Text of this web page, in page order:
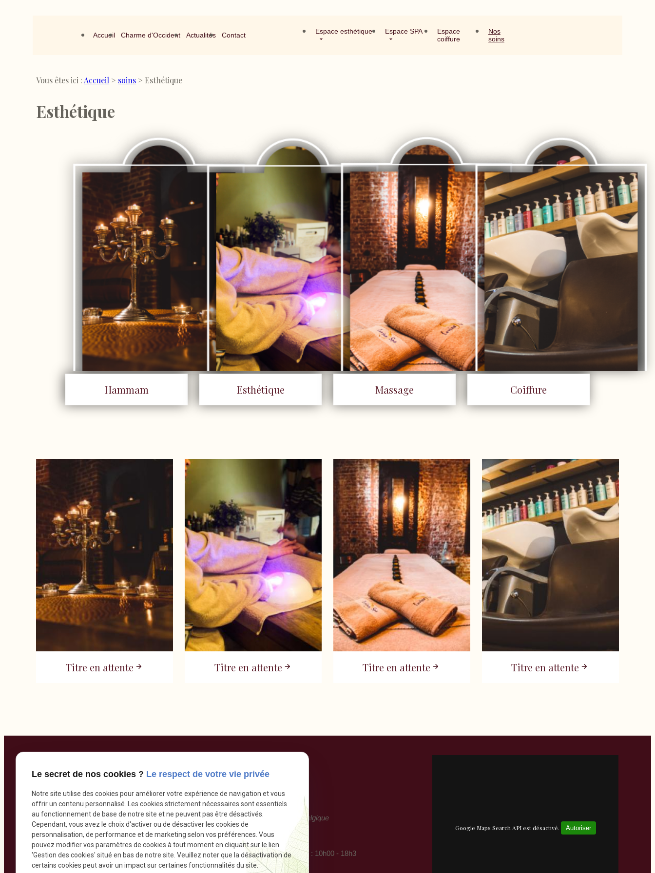
Accueil Charme d'Occident Actualités Contact
Espace esthétique Espace SPA
Espace
coiffure
Nos
soins
Vous êtes ici : Accueil > soins > Esthétique
Esthétique
Hammam Esthétique Massage Coiffure
Titre en attente Titre en attente Titre en attente Titre en attente
Suivez-nous
Contact
02.775.26.97
Av. du Port 86C, 1000 Bruxelles, Belgique
Accès des femmes :
LundiMardiJeudiVendrediDimanche : 10h00 - 18h3
MercrediSamedi : 10h00 - 22h30
Google Maps Search API est désactivé. Autoriser
Le secret de nos cookies ? Le respect de votre vie privée
Notre site utilise des cookies pour améliorer votre expérience de navigation et vous
offrir un contenu personnalisé. Les cookies strictement nécessaires sont essentiels
au fonctionnement de base de notre site et ne peuvent pas être désactivés.
Cependant, vous avez le choix d'activer ou de désactiver les cookies de
personnalisation, de performance et de marketing selon vos préférences. Vous
pouvez modifier vos paramètres de cookies à tout moment en cliquant sur le lien
'Gestion des cookies' situé en bas de notre site. Veuillez noter que la désactivation de
certains cookies peut avoir un impact sur certaines fonctionnalités du site.